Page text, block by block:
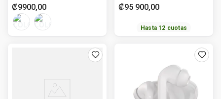
₡9900,00 ₡95 900,00
Hasta 12 cuotas